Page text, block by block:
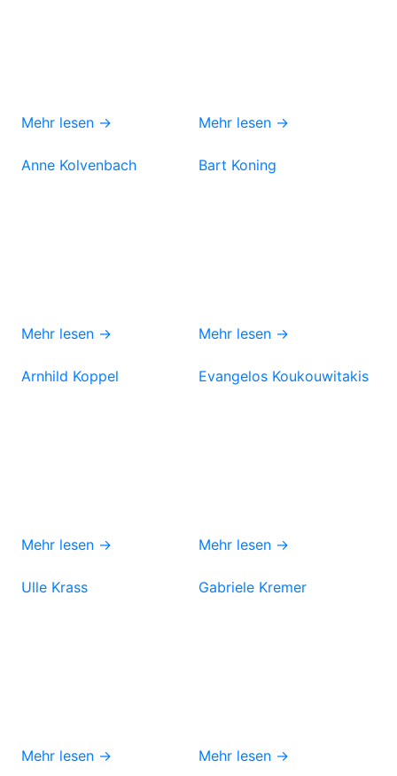
Mehr lesen → Mehr lesen →
Anne Kolvenbach
Mehr lesen →
Bart Koning
Mehr lesen →
Arnhild Koppel
Mehr lesen →
Evangelos Koukouwitakis
Mehr lesen →
Ulle Krass
Mehr lesen →
Gabriele Kremer
Mehr lesen →